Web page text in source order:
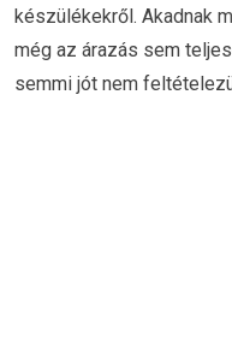
készülékekről. Akadnak
még az árazás sem
semmi jót nem